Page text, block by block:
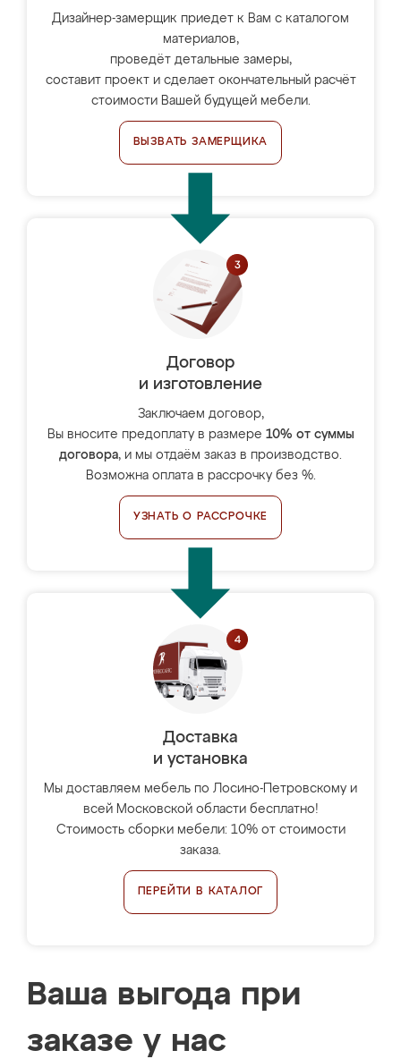
Дизайнер-замерщик приедет к Вам с каталогом
материалов,
проведёт детальные замеры,
составит проект и сделает окончательный расчёт
стоимости Вашей будущей мебели.
ВЫЗВАТЬ ЗАМЕРЩИКА
Договор
и изготовление
Заключаем договор,
Вы вносите предоплату в размере 10% от суммы
договора, и мы отдаём заказ в производство.
Возможна оплата в рассрочку без %.
УЗНАТЬ О РАССРОЧКЕ
Доставка
и установка
Мы доставляем мебель по Лосино-Петровскому и
всей Московской области бесплатно!
Стоимость сборки мебели: 10% от стоимости
заказа.
ПЕРЕЙТИ В КАТАЛОГ
Ваша выгода при
заказе у нас